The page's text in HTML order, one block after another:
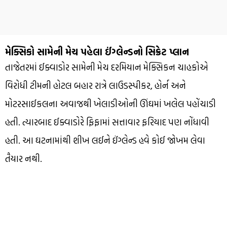
મેક્સિકો સામેની મેચ પહેલા ઈંગ્લેન્ડનો સિક્રેટ પ્લાન
તાજેતરમાં ઈક્વાડોર સામેની મેચ દરમિયાન મેક્સિકન ચાહકોએ
વિરોધી ટીમની હોટલ બહાર રાત્રે લાઉડસ્પીકર, હોર્ન અને
મોટરસાઈકલના અવાજથી ખેલાડીઓની ઊંઘમાં ખલેલ પહોંચાડી
હતી. ત્યારબાદ ઈક્વાડોરે ફિફામાં સત્તાવાર ફરિયાદ પણ નોંધાવી
હતી. આ ઘટનામાંથી શીખ લઈને ઈંગ્લેન્ડ હવે કોઈ જોખમ લેવા
તૈયાર નથી.